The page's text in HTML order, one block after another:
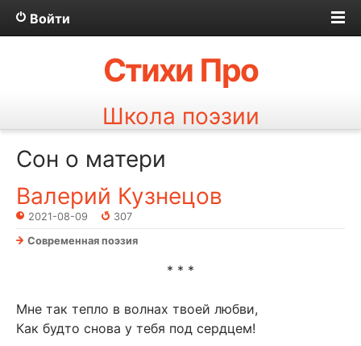
Войти
Стихи Про
Школа поэзии
Сон о матери
Валерий Кузнецов
2021-08-09
307
Современная поэзия
* * *
Мне так тепло в волнах твоей любви,
Как будто снова у тебя под сердцем!